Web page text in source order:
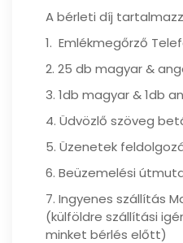
A bérleti díj
1. Emlékmegőrző
2. 25 db magyar &
3. 1db magyar & 1db
4. Üdvözlő szöveg
5. Üzenetek
6. Beüzemelési
7. Ingyenes szállítás
(külföldre szállítási
minket bérlés előtt)